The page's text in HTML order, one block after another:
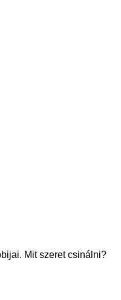
Mit szeret csinálni?